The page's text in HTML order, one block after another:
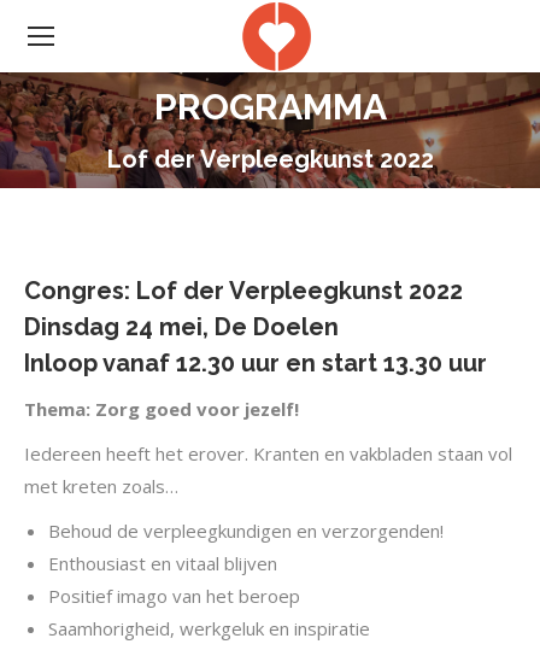
PROGRAMMA
Lof der Verpleegkunst 2022
Je bent hier:
Congres: Lof der Verpleegkunst 2022
Dinsdag 24 mei, De Doelen
Inloop vanaf 12.30 uur en start 13.30 uur
Thema: Zorg goed voor jezelf!
Iedereen heeft het erover. Kranten en vakbladen staan vol
met kreten zoals…
Behoud de verpleegkundigen en verzorgenden!
Enthousiast en vitaal blijven
Positief imago van het beroep
Saamhorigheid, werkgeluk en inspiratie